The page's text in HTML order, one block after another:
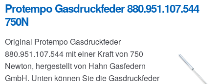
Anwendungen
FAQ
Protempo Gasdruckfeder 880.951.107.544
750N
Original Protempo Gasdruckfeder
880.951.107.544 mit einer Kraft von 750
Newton, hergestellt von Hahn Gasfedern
GmbH. Unten können Sie die Gasdruckfeder